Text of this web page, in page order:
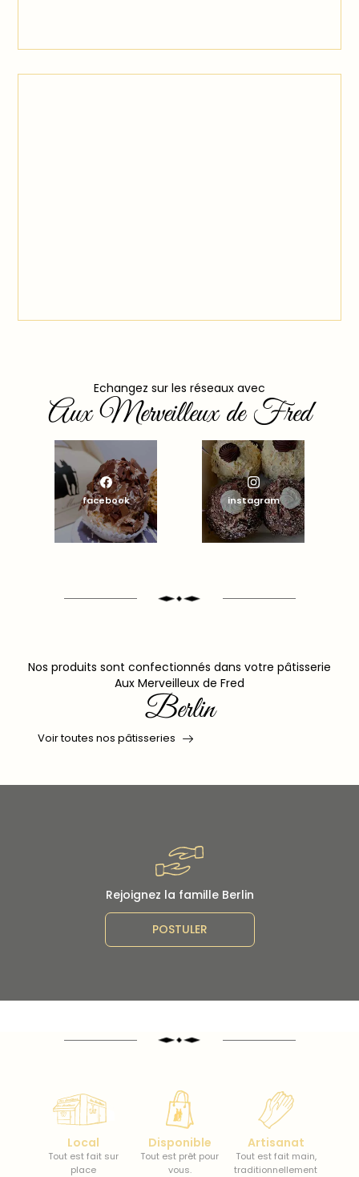
Echangez sur les réseaux avec
Aux Merveilleux de Fred
facebook instagram
Nos produits sont confectionnés dans votre pâtisserie
Aux Merveilleux de Fred
Berlin
Voir toutes nos pâtisseries
Rejoignez la famille Berlin
POSTULER
Local
Tout est fait sur
place
Disponible
Tout est prêt pour
vous.
Artisanat
Tout est fait main,
traditionnellement